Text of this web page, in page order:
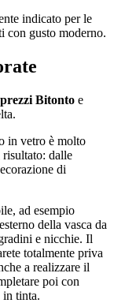
indicato per le
con gusto moderno.
Bitonto e
in vetro è molto
risultato: dalle
di
ad esempio
della vasca da
e nicchie. Il
totalmente priva
a realizzare il
poi con
in tinta.